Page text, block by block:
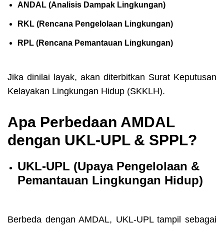
ANDAL (Analisis Dampak Lingkungan)
RKL (Rencana Pengelolaan Lingkungan)
RPL (Rencana Pemantauan Lingkungan)
Jika dinilai layak, akan diterbitkan Surat Keputusan
Kelayakan Lingkungan Hidup (SKKLH).
Apa Perbedaan AMDAL
dengan UKL-UPL & SPPL?
UKL-UPL (Upaya Pengelolaan &
Pemantauan Lingkungan Hidup)
Berbeda dengan AMDAL, UKL-UPL tampil sebagai